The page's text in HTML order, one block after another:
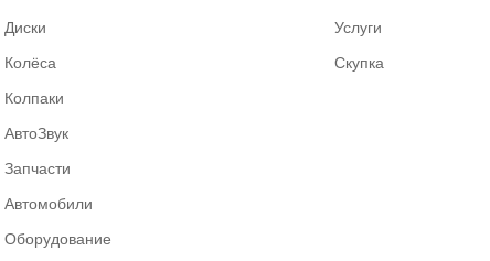
Диски
Колёса
Колпаки
АвтоЗвук
Запчасти
Автомобили
Оборудование
Услуги
Скупка